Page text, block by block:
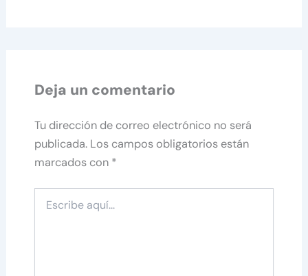
Deja un comentario
Tu dirección de correo electrónico no será
publicada. Los campos obligatorios están
marcados con *
aquí...